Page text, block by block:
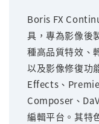
Boris FX
具，專為影像後
種高品質特效、
以及影像修復功
Effects、
Composer、
編輯平台。其特